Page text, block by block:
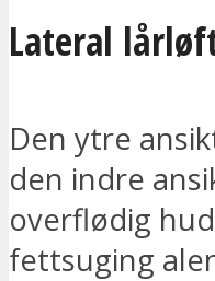
Lateral
Den ytre
den indre
overflødig
fettsuging